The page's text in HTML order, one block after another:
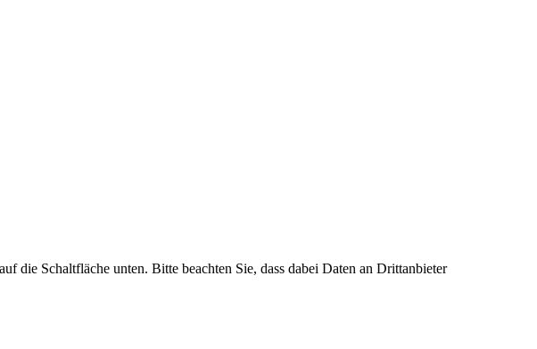
die Schaltfläche unten. Bitte beachten Sie, dass dabei Daten an Drittanbieter